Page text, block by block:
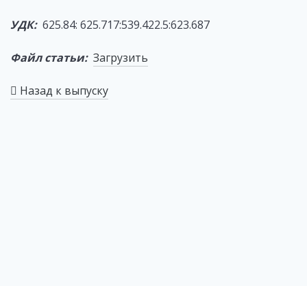
УДК:625.84: 625.717:539.422.5:623.687
Файл статьи: Загрузить
Назад к выпуску